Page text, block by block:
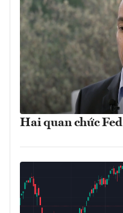
Hai quan chức